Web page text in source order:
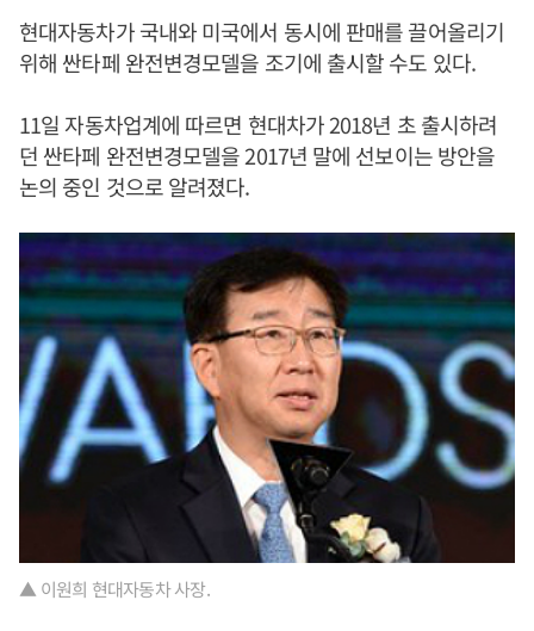
현대자동차가 국내와 미국에서 동시에 판매를 끌어올리기
위해 싼타페 완전변경모델을 조기에 출시할 수도 있다.
11일 자동차업계에 따르면 현대차가 2018년 초 출시하려
던 싼타페 완전변경모델을 2017년 말에 선보이는 방안을
논의 중인 것으로 알려졌다.
▲ 이원희 현대자동차 사장.